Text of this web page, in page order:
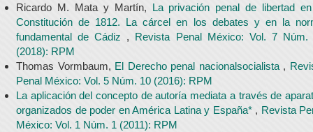
Ricardo M. Mata y Martín, La privación penal de libertad
Constitución de 1812. La cárcel en los debates y en la
fundamental de Cádiz , Revista Penal México: Vol. 7 Núm.
(2018): RPM
Thomas Vormbaum, El Derecho penal nacionalsocialista ,
Penal México: Vol. 5 Núm. 10 (2016): RPM
La aplicación del concepto de autoría mediata a través de
organizados de poder en América Latina y España* , Revista
México: Vol. 1 Núm. 1 (2011): RPM